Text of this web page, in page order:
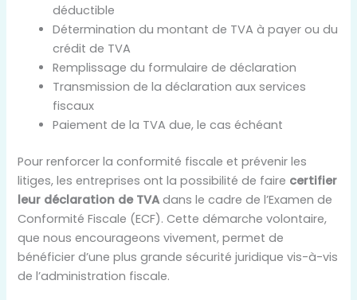
déductible
Détermination du montant de TVA à payer ou du
crédit de TVA
Remplissage du formulaire de déclaration
Transmission de la déclaration aux services
fiscaux
Paiement de la TVA due, le cas échéant
Pour renforcer la conformité fiscale et prévenir les
litiges, les entreprises ont la possibilité de faire certifier
leur déclaration de TVAdans le cadre de l’Examen de
Conformité Fiscale (ECF). Cette démarche volontaire,
que nous encourageons vivement, permet de
bénéficier d’une plus grande sécurité juridique vis-à-vis
de l’administration fiscale.